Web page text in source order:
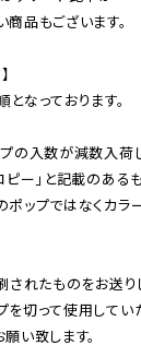
品もございます。
なっております。
プの入数が減数入荷
ー」と記載のある
ポップではなくカラ
されたものをお送り
切って使用してい
い致します。